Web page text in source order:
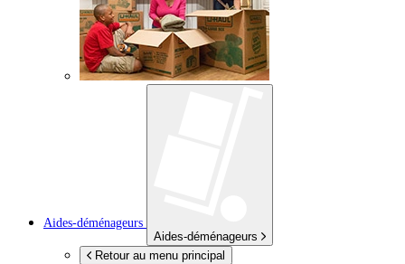
Aides-déménageurs
Aides-déménageurs
Retour au menu principal